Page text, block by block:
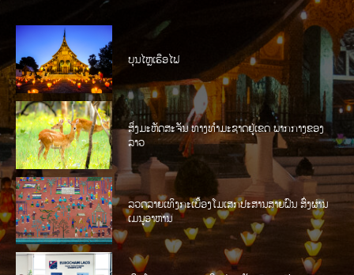
ບຸນໄຫຼເຮືອໄຟ
ສິ່ງມະຫັດສະຈັນ ທາງທໍາມະຊາດຢູ່ເຂດ ພາກກາງຂອງ
ລາວ
ລວດລາຍເທິງກະເບື້ອງໂມເສກປະສານສາຍຝົນ ສົ່ງຜ່ານ
ເມນູອາຫານ